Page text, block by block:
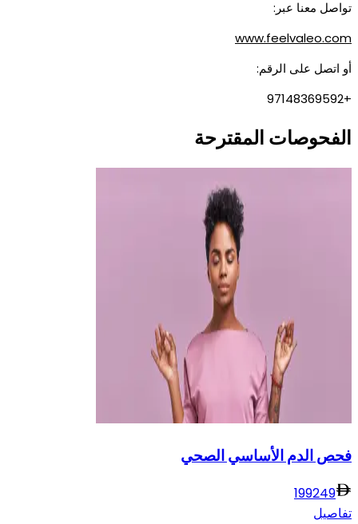
تواصل معنا عبر:
www.feelvaleo.com
أو اتصل على الرقم:
+97148369592
الفحوصات المقترحة
فحص الدم الأساسي الصحي
199249
تفاصيل